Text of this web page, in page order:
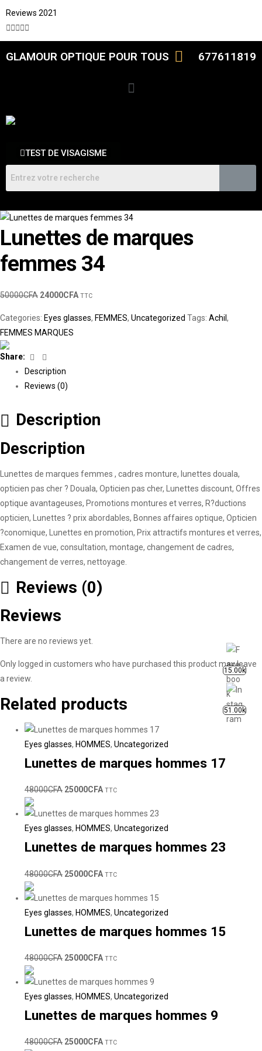
Reviews 2021

GLAMOUR OPTIQUE POUR TOUS 677611819
TEST DE VISAGISME
Lunettes de marques
femmes 34
50000CFA 24000CFA TTC
Categories: Eyes glasses, FEMMES, Uncategorized Tags: Achil ,
FEMMES MARQUES
Share: Facebook
Description
Reviews (0)
Description
Description
Lunettes de marques femmes , cadres monture, lunettes douala,
opticien pas cher ? Douala, Opticien pas cher, Lunettes discount, Offres
optique avantageuses, Promotions montures et verres, R?ductions
opticien, Lunettes ? prix abordables, Bonnes affaires optique, Opticien
?conomique, Lunettes en promotion, Prix attractifs montures et verres,
Examen de vue, consultation, montage, changement de cadres,
changement de verres, nettoyage.
Reviews (0)
Reviews
There are no reviews yet.
Only logged in customers who have purchased this product may leave
a review.
Related products
Eyes glasses, HOMMES, Uncategorized
Lunettes de marques hommes 17
48000CFA 25000CFA TTC
Eyes glasses, HOMMES, Uncategorized
Lunettes de marques hommes 23
48000CFA 25000CFA TTC
Eyes glasses, HOMMES, Uncategorized
Lunettes de marques hommes 15
48000CFA 25000CFA TTC
Eyes glasses, HOMMES, Uncategorized
Lunettes de marques hommes 9
48000CFA 25000CFA TTC
15.00k
51.00k